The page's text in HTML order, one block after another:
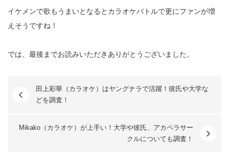
イケメンで歌もうまいとなるとカラオケバトルで更にファンが増
えそうですね！
では、最後までお読みいただきありがとうございました。
田上彩華（カラオケ）はヤングナラで活躍！彼氏や大学な
どを調査！
Mikako（カラオケ）が上手い！大学や彼氏、アカペラサー
クルについても調査！